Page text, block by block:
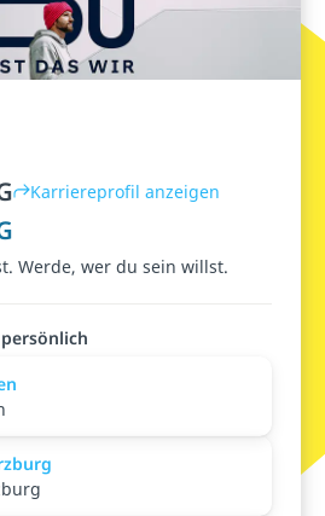
Karriereprofil anzeigen
Werde, wer du sein willst.
persönlich